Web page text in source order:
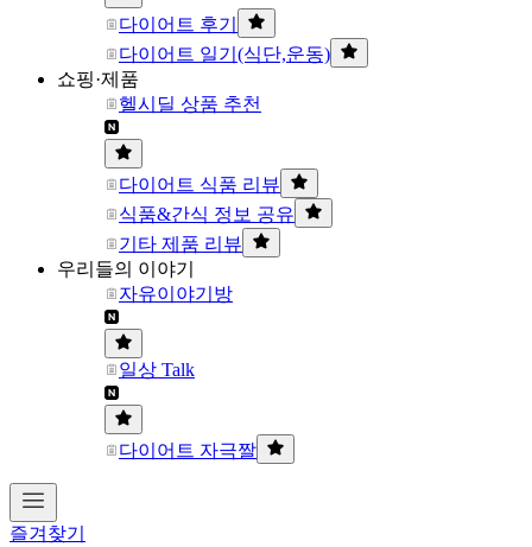
다이어트 후기
다이어트 일기(식단,운동)
쇼핑·제품
헬시딜 상품 추천
다이어트 식품 리뷰
식품&간식 정보 공유
기타 제품 리뷰
우리들의 이야기
자유이야기방
일상 Talk
다이어트 자극짤
즐겨찾기